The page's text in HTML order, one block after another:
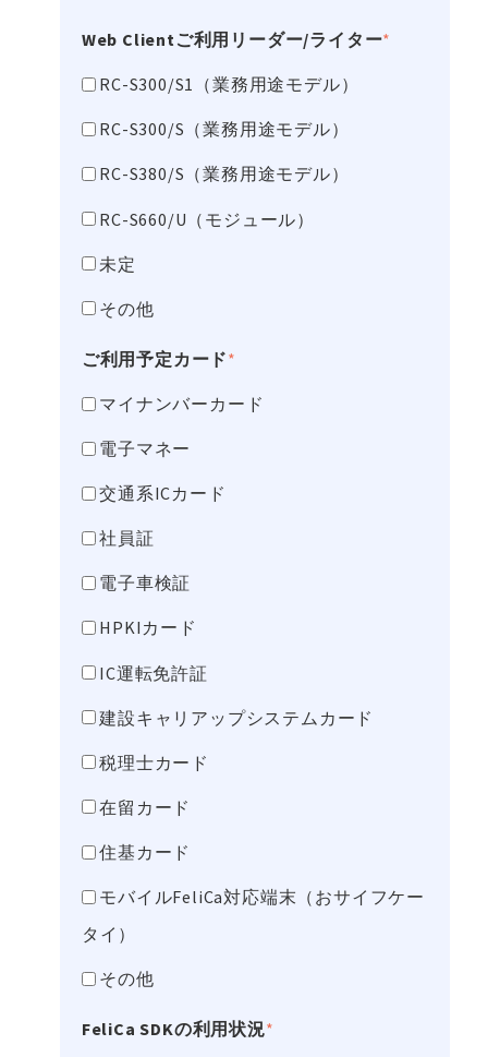
Web Clientご利用リーダー/ライター*
RC-S300/S1（業務用途モデル）
RC-S300/S（業務用途モデル）
RC-S380/S（業務用途モデル）
RC-S660/U（モジュール）
未定
その他
ご利用予定カード*
マイナンバーカード
電子マネー
交通系ICカード
社員証
電子車検証
HPKIカード
IC運転免許証
建設キャリアップシステムカード
税理士カード
在留カード
住基カード
モバイルFeliCa対応端末（おサイフケー
タイ）
その他
FeliCa SDKの利用状況*